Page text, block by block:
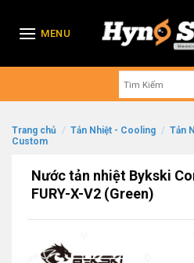
MENU
Trang chủ / Tản Nhiệt - Cooling / Tản
Custom
Nước tản nhiệt Bykski
FURY-X-V2 (Green)